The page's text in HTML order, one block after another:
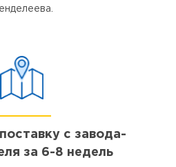
с завода-
за 6-8 недель